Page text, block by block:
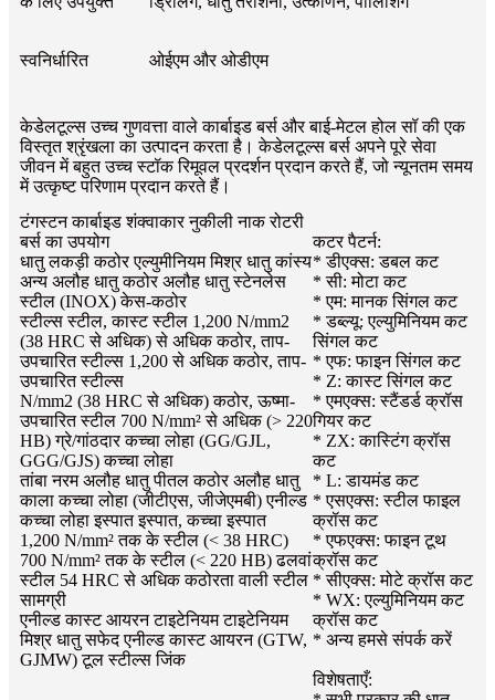
स्वनिर्धारित ओईएम और ओडीएम
केडेलटूल्स उच्च गुणवत्ता वाले कार्बाइड बर्स और बाई-मेटल होल सॉ की एक
विस्तृत श्रृंखला का उत्पादन करता है। केडेलटूल्स बर्स अपने पूरे सेवा
जीवन में बहुत उच्च स्टॉक रिमूवल प्रदर्शन प्रदान करते हैं, जो न्यूनतम समय
में उत्कृष्ट परिणाम प्रदान करते हैं।
टंगस्टन कार्बाइड शंक्वाकार नुकीली नाक रोटरी
बर्स का उपयोग
धातु लकड़ी कठोर एल्युमीनियम मिश्र धातु कांस्य
अन्य अलौह धातु कठोर अलौह धातु स्टेनलेस
स्टील (INOX) केस-कठोर
स्टील्स स्टील, कास्ट स्टील 1,200 N/mm2
(38 HRC से अधिक) से अधिक कठोर, ताप-
उपचारित स्टील्स 1,200 से अधिक कठोर, ताप-
उपचारित स्टील्स
N/mm2 (38 HRC से अधिक) कठोर, ऊष्मा-
उपचारित स्टील 700 N/mm² से अधिक (> 220
HB) ग्रे/गांठदार कच्चा लोहा (GG/GJL,
GGG/GJS) कच्चा लोहा
तांबा नरम अलौह धातु पीतल कठोर अलौह धातु
काला कच्चा लोहा (जीटीएस, जीजेएमबी) एनील्ड
कच्चा लोहा इस्पात इस्पात, कच्चा इस्पात
1,200 N/mm² तक के स्टील (< 38 HRC)
700 N/mm² तक के स्टील (< 220 HB) ढलवां
स्टील 54 HRC से अधिक कठोरता वाली स्टील
सामग्री
एनील्ड कास्ट आयरन टाइटेनियम टाइटेनियम
मिश्र धातु सफेद एनील्ड कास्ट आयरन (GTW,
GJMW) टूल स्टील्स जिंक
कटर पैटर्न:
* डीएक्स: डबल कट
* सी: मोटा कट
* एम: मानक सिंगल कट
* डब्ल्यू: एल्युमिनियम कट
सिंगल कट
* एफ: फाइन सिंगल कट
* Z: कास्ट सिंगल कट
* एमएक्स: स्टैंडर्ड क्रॉस
गियर कट
* ZX: कास्टिंग क्रॉस
कट
* L: डायमंड कट
* एसएक्स: स्टील फाइल
क्रॉस कट
* एफएक्स: फाइन टूथ
क्रॉस कट
* सीएक्स: मोटे क्रॉस कट
* WX: एल्युमिनियम कट
क्रॉस कट
* अन्य हमसे संपर्क करें
विशेषताएँ: